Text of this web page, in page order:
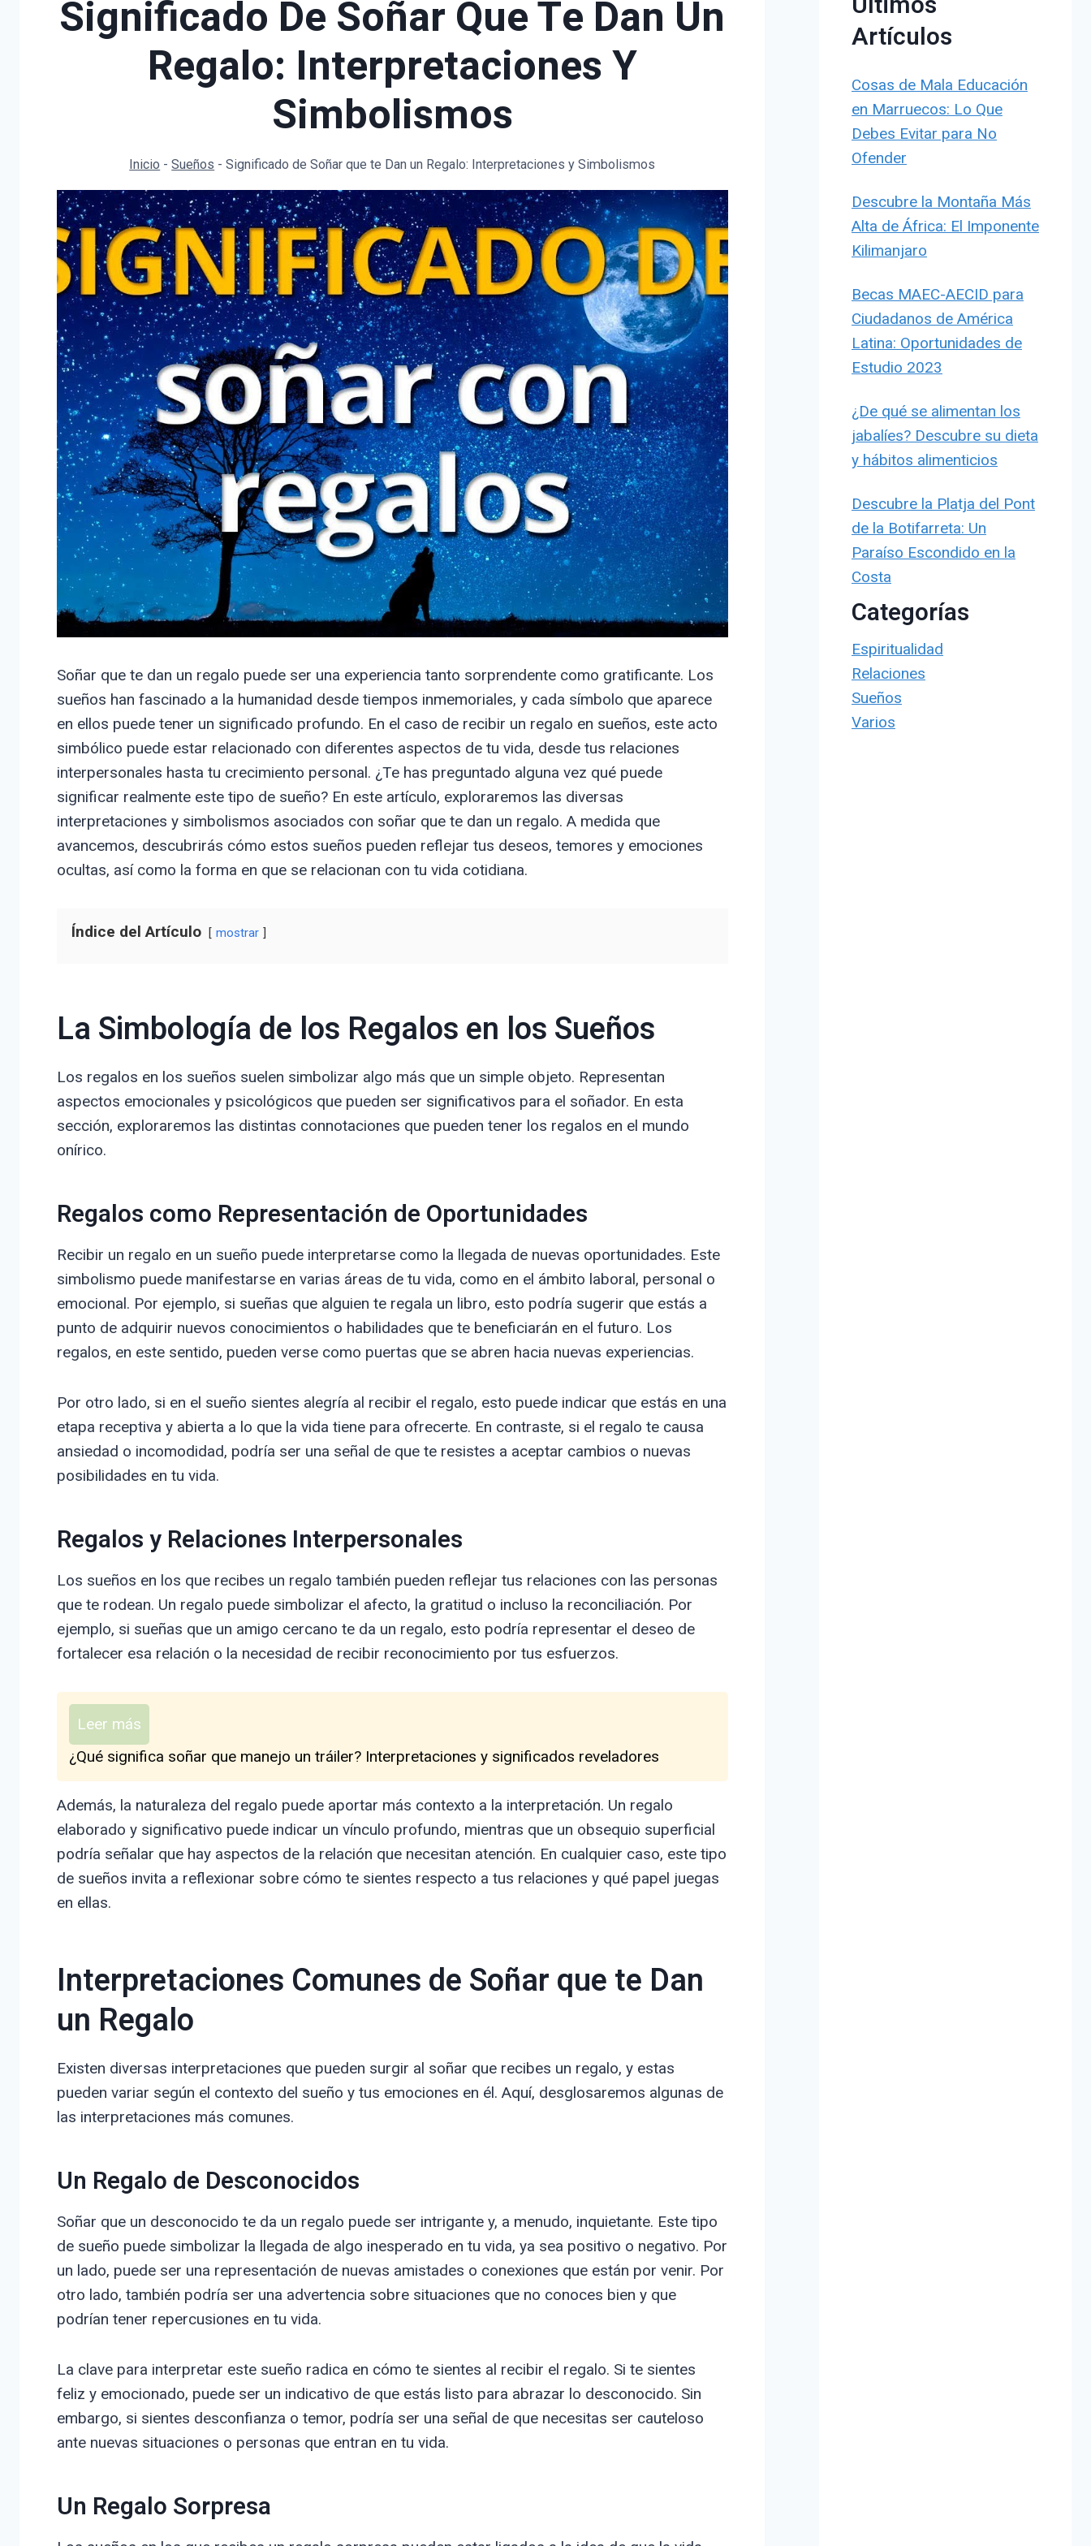
Significado De Soñar Que Te Dan Un
Regalo: Interpretaciones Y
Simbolismos
Inicio -Sueños -Significado de Soñar que te Dan un Regalo: Interpretaciones y Simbolismos
Soñar que te dan un regalo puede ser una experiencia tanto sorprendente como gratificante. Los
sueños han fascinado a la humanidad desde tiempos inmemoriales, y cada símbolo que aparece
en ellos puede tener un significado profundo. En el caso de recibir un regalo en sueños, este acto
simbólico puede estar relacionado con diferentes aspectos de tu vida, desde tus relaciones
interpersonales hasta tu crecimiento personal. ¿Te has preguntado alguna vez qué puede
significar realmente este tipo de sueño? En este artículo, exploraremos las diversas
interpretaciones y simbolismos asociados con soñar que te dan un regalo. A medida que
avancemos, descubrirás cómo estos sueños pueden reflejar tus deseos, temores y emociones
ocultas, así como la forma en que se relacionan con tu vida cotidiana.
Índice del Artículo mostrar
La Simbología de los Regalos en los Sueños
Los regalos en los sueños suelen simbolizar algo más que un simple objeto. Representan
aspectos emocionales y psicológicos que pueden ser significativos para el soñador. En esta
sección, exploraremos las distintas connotaciones que pueden tener los regalos en el mundo
onírico.
Regalos como Representación de Oportunidades
Recibir un regalo en un sueño puede interpretarse como la llegada de nuevas oportunidades. Este
simbolismo puede manifestarse en varias áreas de tu vida, como en el ámbito laboral, personal o
emocional. Por ejemplo, si sueñas que alguien te regala un libro, esto podría sugerir que estás a
punto de adquirir nuevos conocimientos o habilidades que te beneficiarán en el futuro. Los
regalos, en este sentido, pueden verse como puertas que se abren hacia nuevas experiencias.
Por otro lado, si en el sueño sientes alegría al recibir el regalo, esto puede indicar que estás en una
etapa receptiva y abierta a lo que la vida tiene para ofrecerte. En contraste, si el regalo te causa
ansiedad o incomodidad, podría ser una señal de que te resistes a aceptar cambios o nuevas
posibilidades en tu vida.
Regalos y Relaciones Interpersonales
Los sueños en los que recibes un regalo también pueden reflejar tus relaciones con las personas
que te rodean. Un regalo puede simbolizar el afecto, la gratitud o incluso la reconciliación. Por
ejemplo, si sueñas que un amigo cercano te da un regalo, esto podría representar el deseo de
fortalecer esa relación o la necesidad de recibir reconocimiento por tus esfuerzos.
Leer más
¿Qué significa soñar que manejo un tráiler? Interpretaciones y significados reveladores
Además, la naturaleza del regalo puede aportar más contexto a la interpretación. Un regalo
elaborado y significativo puede indicar un vínculo profundo, mientras que un obsequio superficial
podría señalar que hay aspectos de la relación que necesitan atención. En cualquier caso, este tipo
de sueños invita a reflexionar sobre cómo te sientes respecto a tus relaciones y qué papel juegas
en ellas.
Interpretaciones Comunes de Soñar que te Dan
un Regalo
Existen diversas interpretaciones que pueden surgir al soñar que recibes un regalo, y estas
pueden variar según el contexto del sueño y tus emociones en él. Aquí, desglosaremos algunas de
las interpretaciones más comunes.
Un Regalo de Desconocidos
Soñar que un desconocido te da un regalo puede ser intrigante y, a menudo, inquietante. Este tipo
de sueño puede simbolizar la llegada de algo inesperado en tu vida, ya sea positivo o negativo. Por
un lado, puede ser una representación de nuevas amistades o conexiones que están por venir. Por
otro lado, también podría ser una advertencia sobre situaciones que no conoces bien y que
podrían tener repercusiones en tu vida.
La clave para interpretar este sueño radica en cómo te sientes al recibir el regalo. Si te sientes
feliz y emocionado, puede ser un indicativo de que estás listo para abrazar lo desconocido. Sin
embargo, si sientes desconfianza o temor, podría ser una señal de que necesitas ser cauteloso
ante nuevas situaciones o personas que entran en tu vida.
Un Regalo Sorpresa
Artículos
Cosas de Mala Educación
en Marruecos: Lo Que
Debes Evitar para No
Ofender
Descubre la Montaña Más
Alta de África: El Imponente
Kilimanjaro
Becas MAEC-AECID para
Ciudadanos de América
Latina: Oportunidades de
Estudio 2023
¿De qué se alimentan los
jabalíes? Descubre su dieta
y hábitos alimenticios
Descubre la Platja del Pont
de la Botifarreta: Un
Paraíso Escondido en la
Costa
Categorías
Espiritualidad
Relaciones
Sueños
Varios